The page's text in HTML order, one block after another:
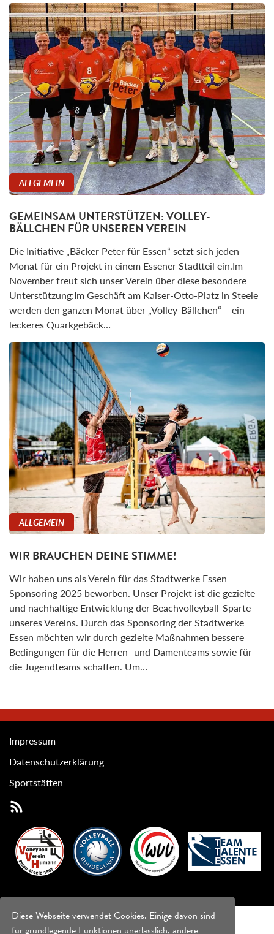
Diese Webseite verwendet Cookies. Einige davon sind
für grundlegende Funktionen unerlässlich, andere
ALLGEMEIN
GEMEINSAM UNTERSTÜTZEN: VOLLEY-
BÄLLCHEN FÜR UNSEREN VEREIN
Die Initiative „Bäcker Peter für Essen“ setzt sich jeden
Monat für ein Projekt in einem Essener Stadtteil ein.Im
November freut sich unser Verein über diese besondere
Unterstützung:Im Geschäft am Kaiser-Otto-Platz in Steele
werden den ganzen Monat über „Volley-Bällchen“ – ein
leckeres Quarkgebäck…
ALLGEMEIN
WIR BRAUCHEN DEINE STIMME!
Wir haben uns als Verein für das Stadtwerke Essen
Sponsoring 2025 beworben. Unser Projekt ist die gezielte
und nachhaltige Entwicklung der Beachvolleyball-Sparte
unseres Vereins. Durch das Sponsoring der Stadtwerke
Essen möchten wir durch gezielte Maßnahmen bessere
Bedingungen für die Herren- und Damenteams sowie für
die Jugendteams schaffen. Um…
Impressum
Datenschutzerklärung
Sportstätten